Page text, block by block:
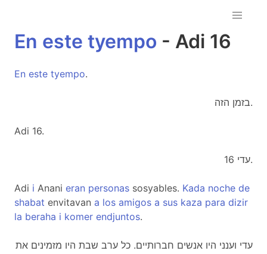
En este tyempo - Adi 16
En este tyempo.
בזמן הזה.
Adi 16.
עדי 16.
Adi i Anani eran personas sosyables. Kada noche de
shabat envitavan a los amigos a sus kaza para dizir
la beraha i komer endjuntos.
עדי וענני היו אנשים חברותיים. כל ערב שבת היו מזמינים את